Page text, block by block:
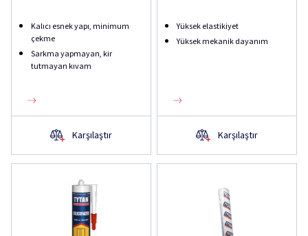
Kalıcı esnek yapı, minimum
çekme
Sarkma yapmayan, kir
tutmayan kıvam
Karşılaştır
Yüksek elastikiyet
Yüksek mekanik dayanım
Karşılaştır